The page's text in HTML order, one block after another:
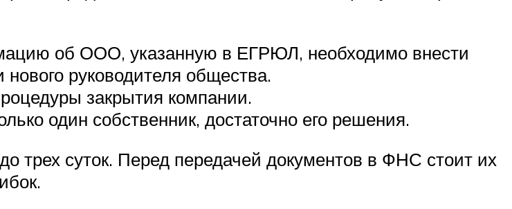
об ООО, указанную в ЕГРЮЛ, необходимо внести
руководителя общества.
закрытия компании.
один собственник, достаточно его решения.
трех суток. Перед передачей документов в ФНС стоит их